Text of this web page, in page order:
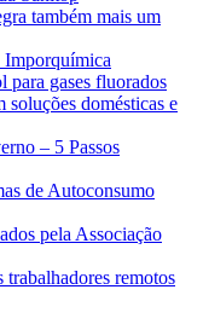
também mais um
Imporquímica
gases fluorados
domésticas e
– 5 Passos
de Autoconsumo
pela Associação
remotos